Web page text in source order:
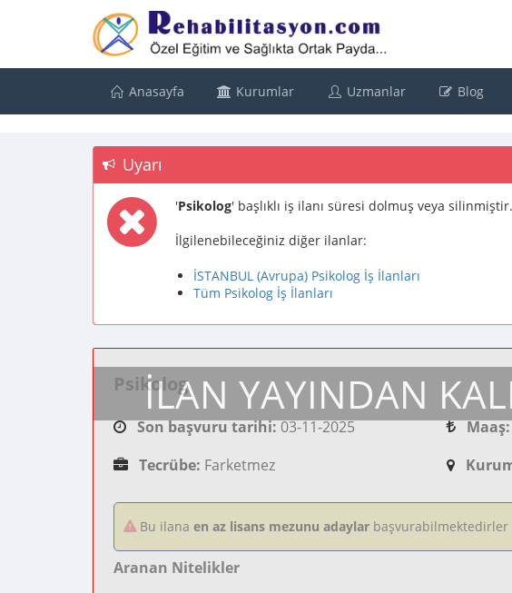
Anasayfa Kurumlar Uzmanlar Blog
Uyarı
'Psikolog' başlıklı iş ilanı süresi dolmuş veya
İlgilenebileceğiniz diğer ilanlar:
İSTANBUL (Avrupa) Psikolog İş İlanları
Tüm Psikolog İş İlanları
İLAN YAYINDAN
Psikolog
Son başvuru tarihi:03-11-2025 Maaş:
Tecrübe: Farketmez
Bu ilana en az lisans mezunu adaylar başvurabilmektedirler
Aranan Nitelikler